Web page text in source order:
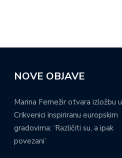
NOVE OBJAVE
Marina Fernežir otvara izložbu u
Crikvenici inspiriranu europskim
gradovima: ‘Različiti su, a ipak
povezani’